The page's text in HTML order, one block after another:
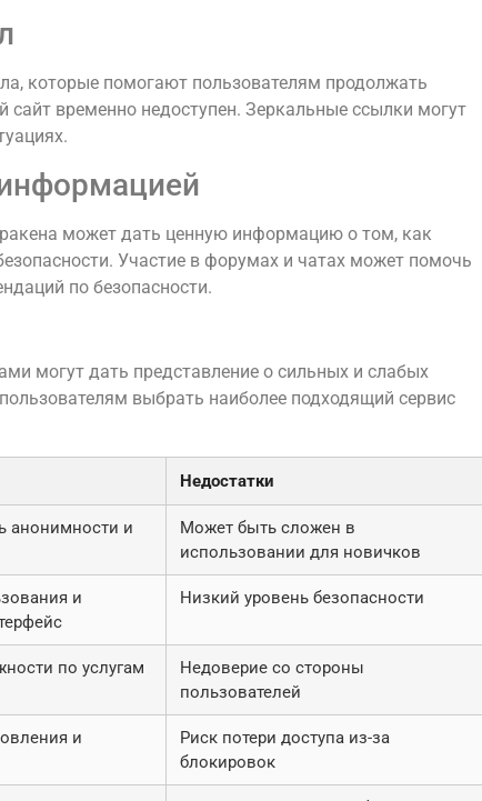
которые помогают пользователям продолжать
сайт временно недоступен. Зеркальные ссылки могут
может дать ценную информацию о том, как
Участие в форумах и чатах может помочь
по безопасности.
могут дать представление о сильных и слабых
выбрать наиболее подходящий сервис
Недостатки
анонимности и
Может быть сложен в
использовании для новичков
и
Низкий уровень безопасности
по услугам
Недоверие со стороны
пользователей
и
Риск потери доступа из-за
блокировок